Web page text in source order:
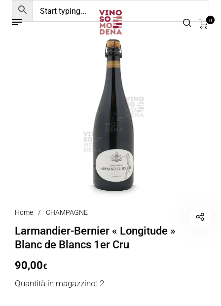
0
Home / CHAMPAGNE
Larmandier-Bernier « Longitude »
Blanc de Blancs 1er Cru
90,00€
Quantità in magazzino: 2